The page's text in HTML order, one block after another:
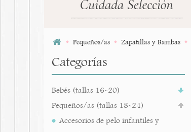
Pequeños/as Zapatillas y Bambas
Categorías
Bebés (tallas 16-20)
Pequeños/as (tallas 18-24)
Accesorios de pelo infantiles y